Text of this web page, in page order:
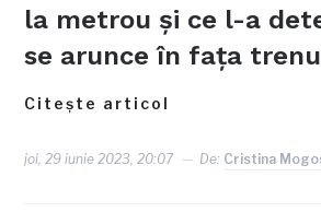
la metrou și ce l-a
se arunce în fața
Citește articol
joi, 29 iunie 2023, 20:07 De: Cristina